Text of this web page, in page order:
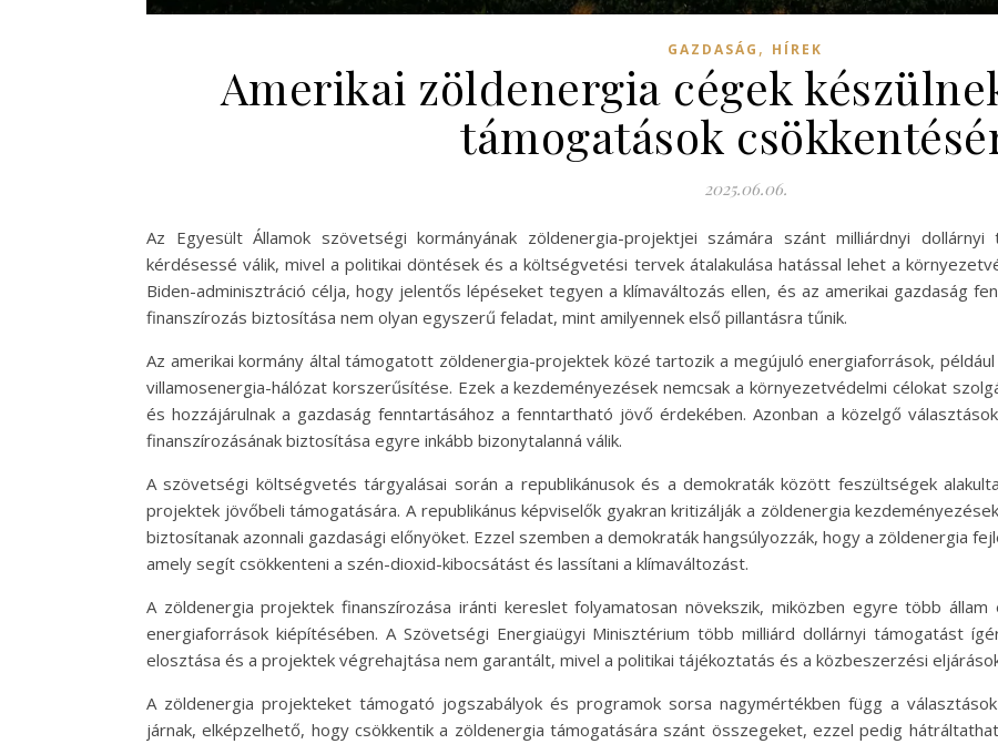
GAZDASÁG , HÍREK
Amerikai zöldenergia cégek
támogatások
2025.06.06.
Az Egyesült Államok szövetségi kormányának zöldenergia-projektjei számára szánt milliárdnyi
kérdésessé válik, mivel a politikai döntések és a költségvetési tervek átalakulása hatással lehet a
Biden-adminisztráció célja, hogy jelentős lépéseket tegyen a klímaváltozás ellen, és az amerikai gazdaság
finanszírozás biztosítása nem olyan egyszerű feladat, mint amilyennek első pillantásra tűnik.
Az amerikai kormány által támogatott zöldenergia-projektek közé tartozik a megújuló energiaforrások,
villamosenergia-hálózat korszerűsítése. Ezek a kezdeményezések nemcsak a környezetvédelmi célokat
és hozzájárulnak a gazdaság fenntartásához a fenntartható jövő érdekében. Azonban a közelgő
finanszírozásának biztosítása egyre inkább bizonytalanná válik.
A szövetségi költségvetés tárgyalásai során a republikánusok és a demokraták között feszültségek
projektek jövőbeli támogatására. A republikánus képviselők gyakran kritizálják a zöldenergia
biztosítanak azonnali gazdasági előnyöket. Ezzel szemben a demokraták hangsúlyozzák, hogy a zöldenergia
amely segít csökkenteni a szén-dioxid-kibocsátást és lassítani a klímaváltozást.
A zöldenergia projektek finanszírozása iránti kereslet folyamatosan növekszik, miközben egyre több
energiaforrások kiépítésében. A Szövetségi Energiaügyi Minisztérium több milliárd dollárnyi támogatást
elosztása és a projektek végrehajtása nem garantált, mivel a politikai tájékoztatás és a közbeszerzési
A zöldenergia projekteket támogató jogszabályok és programok sorsa nagymértékben függ a
járnak, elképzelhető, hogy csökkentik a zöldenergia támogatására szánt összegeket, ezzel pedig